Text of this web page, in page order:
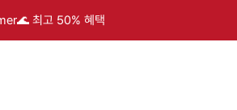
최고 50% 혜택